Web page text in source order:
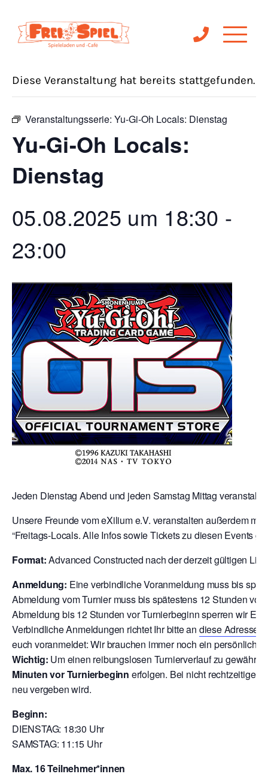
« Alle Veranstaltungen
Diese Veranstaltung hat bereits stattgefunden.
Veranstaltungsserie: Yu-Gi-Oh Locals: Dienstag
Yu-Gi-Oh Locals:
Dienstag
05.08.2025 um 18:30 -
23:00
Jeden Dienstag Abend und jeden Samstag Mittag
Unsere Freunde vom eXilium e.V. veranstalten außerdem
“Freitags-Locals. Alle Infos sowie Tickets zu diesen Events
Format:Advanced Constructed nach der derzeit gültigen
Anmeldung: Eine verbindliche Voranmeldung muss bis
Abmeldung vom Turnier muss bis spätestens 12 Stunden
Abmeldung bis 12 Stunden vor Turnierbeginn sperren wir
Verbindliche Anmeldungen richtet Ihr bitte an diese Adresse
euch voranmeldet: Wir brauchen immer noch ein
Wichtig: Um einen reibungslosen Turnierverlauf zu
Minuten vor Turnierbeginn erfolgen. Bei nicht
neu vergeben wird.
Beginn:
DIENSTAG: 18:30 Uhr
SAMSTAG: 11:15 Uhr
Max. 16 Teilnehmer*innen